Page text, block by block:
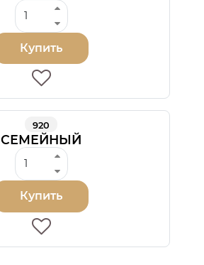
Купить
920
СЕМЕЙНЫЙ
Купить